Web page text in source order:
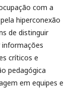
com a
hiperconexão
de distinguir
críticos e
pedagógica
em equipes e